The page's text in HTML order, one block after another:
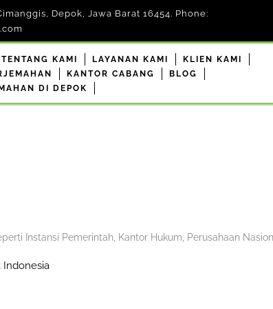
Depok, Jawa Barat 16454. Phone:
TENTANG KAMI LAYANAN KAMI
KLIEN KAMI
KANTOR CABANG
BLOG
DI DEPOK
Instansi Pemerintah, Kantor Hukum, Perusahaan
Indonesia